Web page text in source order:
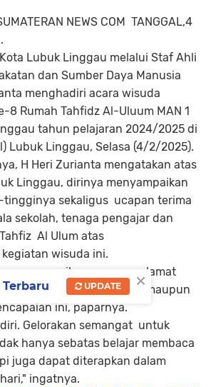
NEWS COM TANGGAL,4
Lubuk Linggau melalui Staf Ahli
dan Sumber Daya Manusia
menghadiri acara wisuda
8 Rumah Tahfidz Al-Uluum MAN 1
tahun pelajaran 2024/2025 di
Lubuk Linggau, Selasa (4/2/2025).
H Heri Zurianta mengatakan atas
Linggau, dirinya menyampaikan
sekaligus ucapan terima
sekolah, tenaga pengajar dan
Al Ulum atas
wisuda ini.
menyampaikan ucapan selamat
wisudawan-wisudawati maupun
ini, paparnya.
Gelorakan semangat untuk
hanya sebatas belajar membaca
juga dapat diterapkan dalam
ingatnya.
×
UPDATE